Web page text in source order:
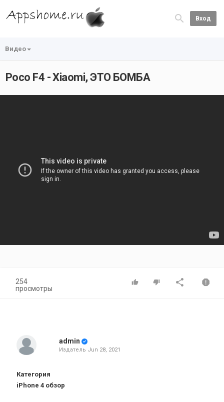
Вход
Видео
Poco F4 - Xiaomi, ЭТО БОМБА
254
просмотры
admin
Издатель Jun 28, 2021
Категория
iPhone 4 обзор